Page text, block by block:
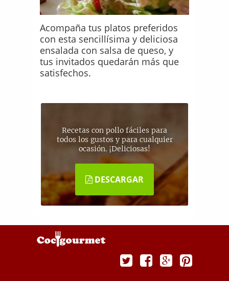
Acompaña tus platos preferidos
con esta sencillísima y deliciosa
ensalada con salsa de queso, y
tus invitados quedarán más que
satisfechos.
Recetas con pollo fáciles para
todos los gustos y para cualquier
ocasión. ¡Deliciosas!
DESCARGAR